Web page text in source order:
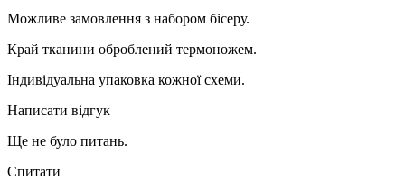
Можливе замовлення з набором бісеру.
Край тканини оброблений термоножем.
Індивідуальна упаковка кожної схеми.
Написати відгук
Ще не було питань.
Спитати